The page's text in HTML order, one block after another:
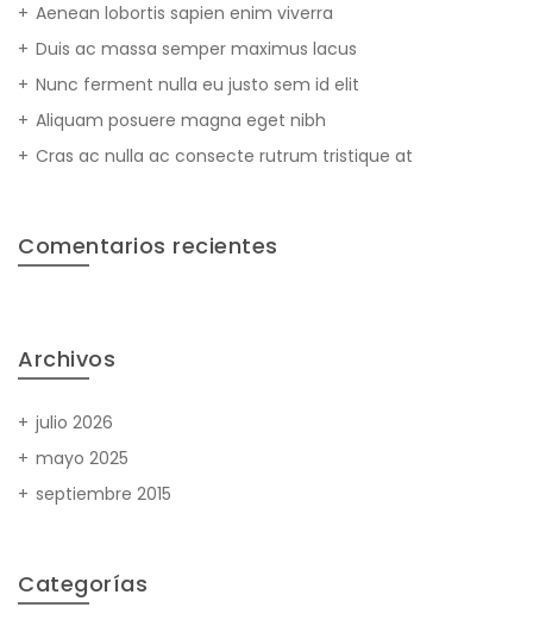
Aenean lobortis sapien enim viverra
Duis ac massa semper maximus lacus
Nunc ferment nulla eu justo sem id elit
Aliquam posuere magna eget nibh
Cras ac nulla ac consecte rutrum tristique at
Comentarios recientes
Archivos
julio 2026
mayo 2025
septiembre 2015
Categorías